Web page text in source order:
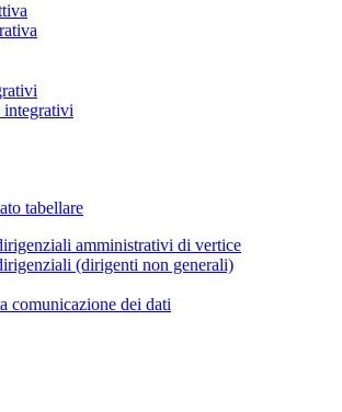
integrativi
tabellare
amministrativi di vertice
(dirigenti non generali)
comunicazione dei dati